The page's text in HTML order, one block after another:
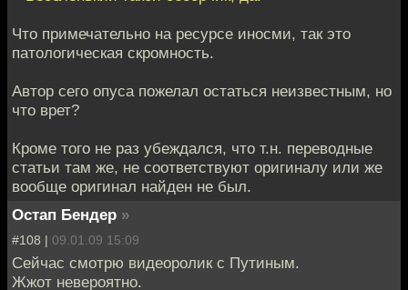
Что примечательно на ресурсе иносми, так это
патологическая скромность.
Автор сего опуса пожелал остаться неизвестным, но
что врет?
Кроме того не раз убеждался, что т.н. переводные
статьи там же, не соответствуют оригиналу или же
вообще оригинал найден не был.
Остап Бендер »
#108 | 09.01.09 15:09
Сейчас смотрю видеоролик с Путиным.
Жжот невероятно.